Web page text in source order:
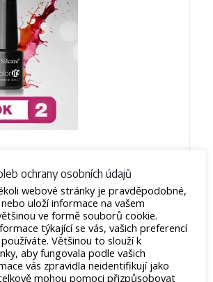
ochrany osobních údajů
webové stránky je pravděpodobné,
uloží informace na vašem
ve formě souborů cookie.
týkající se vás, vašich preferencí
Většinou to slouží k
aby fungovala podle vašich
vás zpravidla neidentifikují jako
mohou pomoci přizpůsobovat